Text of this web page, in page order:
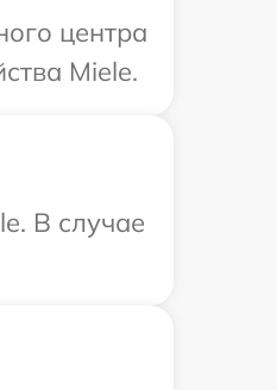
центра
Miele.
В случае